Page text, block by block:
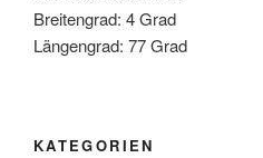
Breitengrad: 4 Grad
Längengrad: 77 Grad
KATEGORIEN